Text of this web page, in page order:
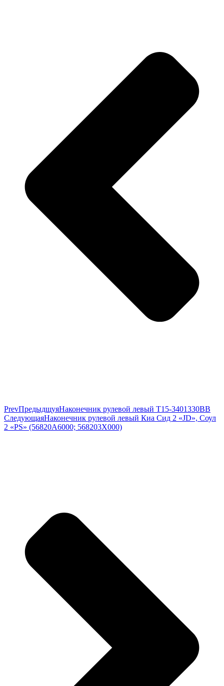
PrevПредыдщуяНаконечник рулевой левый T15-3401330BB
СледующаяНаконечник рулевой левый Киа Сид 2 «JD», Соул
2 «PS» (56820A6000; 568203X000)